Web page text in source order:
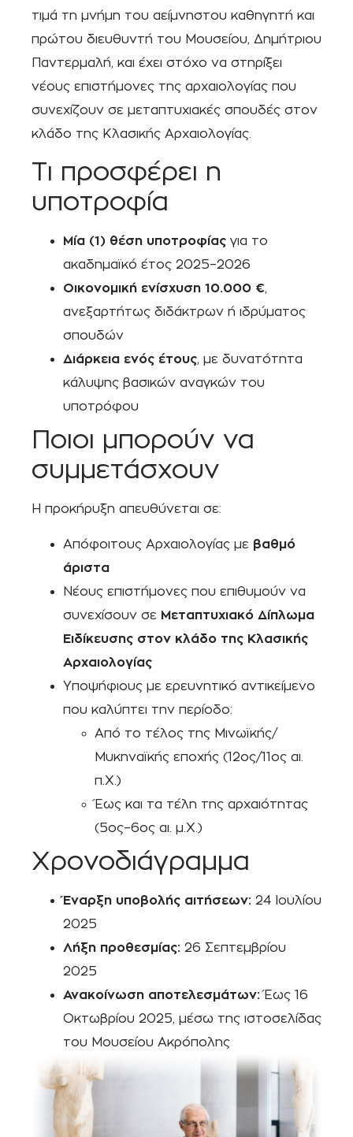
τιμά τη μνήμη του αείμνηστου καθηγητή και
πρώτου διευθυντή του Μουσείου, Δημήτριου
Παντερμαλή, και έχει στόχο να στηρίξει
νέους επιστήμονες της αρχαιολογίας που
συνεχίζουν σε μεταπτυχιακές σπουδές στον
κλάδο της Κλασικής Αρχαιολογίας.
Τι προσφέρει η
υποτροφία
Μία (1) θέση υποτροφίας για το
ακαδημαϊκό έτος 2025–2026
Οικονομική ενίσχυση 10.000 €,
ανεξαρτήτως διδάκτρων ή ιδρύματος
σπουδών
Διάρκεια ενός έτους, με δυνατότητα
κάλυψης βασικών αναγκών του
υποτρόφου
Ποιοι μπορούν να
συμμετάσχουν
Η προκήρυξη απευθύνεται σε:
Απόφοιτους Αρχαιολογίας με βαθμό
άριστα
Νέους επιστήμονες που επιθυμούν να
συνεχίσουν σε Μεταπτυχιακό Δίπλωμα
Ειδίκευσης στον κλάδο της Κλασικής
Αρχαιολογίας
Υποψήφιους με ερευνητικό αντικείμενο
που καλύπτει την περίοδο:
Από το τέλος της Μινωϊκής/
Μυκηναϊκής εποχής (12ος/11ος αι.
π.Χ.)
Έως και τα τέλη της αρχαιότητας
(5ος–6ος αι. μ.Χ.)
Χρονοδιάγραμμα
Έναρξη υποβολής αιτήσεων: 24 Ιουλίου
2025
Λήξη προθεσμίας: 26 Σεπτεμβρίου
2025
Ανακοίνωση αποτελεσμάτων:Έως 16
Οκτωβρίου 2025, μέσω της ιστοσελίδας
του Μουσείου Ακρόπολης